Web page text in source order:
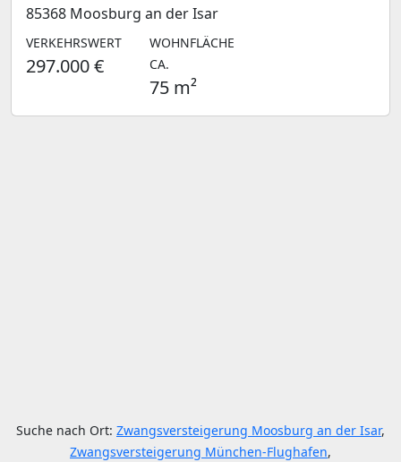
85368 Moosburg an der Isar
VERKEHRSWERT
297.000 €
WOHNFLÄCHE
CA.
75 m²
Suche nach Ort: Zwangsversteigerung Moosburg an der Isar,
Zwangsversteigerung München-Flughafen,